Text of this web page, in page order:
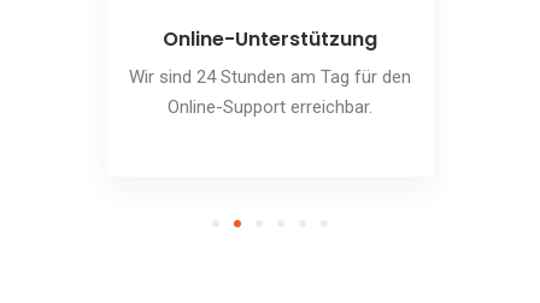
Online-Unterstützung
Wir sind 24 Stunden am Tag für den
Online-Support erreichbar.